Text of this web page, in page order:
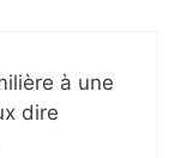
à une
dire